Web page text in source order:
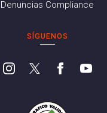
Denuncias Compliance
SÍGUENOS